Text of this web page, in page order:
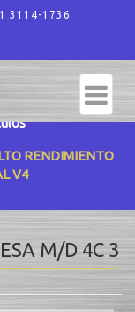
3114-1736
RENDIMIENTO
V4
M/D 4C 3